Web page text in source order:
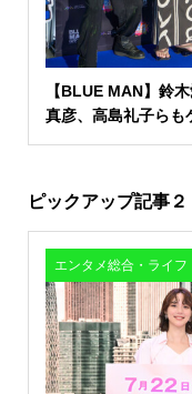
【BLUE MAN】鈴
真彦、高島礼子らも
ピックアップ記事２
エンタメ総合・ライフ